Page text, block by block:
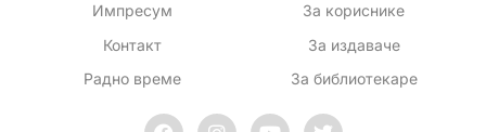
Импресум
Контакт
Радно време
За кориснике
За издаваче
За библиотекаре